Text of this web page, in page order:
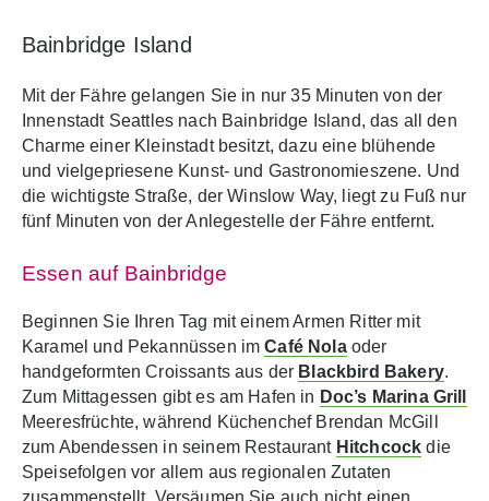
Bainbridge Island
Mit der Fähre gelangen Sie in nur 35 Minuten von der
Innenstadt Seattles nach Bainbridge Island, das all den
Charme einer Kleinstadt besitzt, dazu eine blühende
und vielgepriesene Kunst- und Gastronomieszene. Und
die wichtigste Straße, der Winslow Way, liegt zu Fuß nur
fünf Minuten von der Anlegestelle der Fähre entfernt.
Essen auf Bainbridge
Beginnen Sie Ihren Tag mit einem Armen Ritter mit
Karamel und Pekannüssen imCafé Nolaoder
handgeformten Croissants aus der Blackbird Bakery.
Zum Mittagessen gibt es am Hafen in Doc’s Marina Grill
Meeresfrüchte, während Küchenchef Brendan McGill
zum Abendessen in seinem Restaurant Hitchcock die
Speisefolgen vor allem aus regionalen Zutaten
zusammenstellt. Versäumen Sie auch nicht einen